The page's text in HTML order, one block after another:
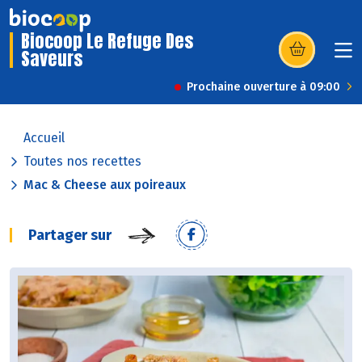
Biocoop Le Refuge Des
Saveurs (s’ouvre dans
Prochaine ouverture à 09:00
Accueil
Toutes nos recettes
Mac & Cheese aux poireaux
Partager sur